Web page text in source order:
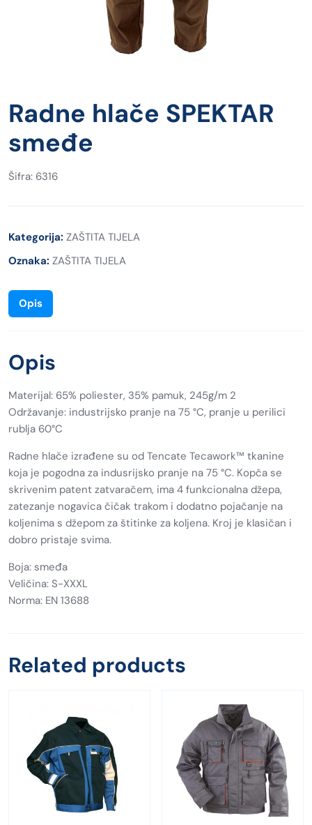
Radne hlače SPEKTAR
smeđe
Šifra: 6316
Kategorija: ZAŠTITA TIJELA
Oznaka: ZAŠTITA TIJELA
Opis
Opis
Materijal: 65% poliester, 35% pamuk, 245g/m 2
Održavanje: industrijsko pranje na 75 °C, pranje u perilici
rublja 60°C
Radne hlače izrađene su od Tencate Tecawork™ tkanine
koja je pogodna za indusrijsko pranje na 75 °C. Kopča se
skrivenim patent zatvaračem, ima 4 funkcionalna džepa,
zatezanje nogavica čičak trakom i dodatno pojačanje na
koljenima s džepom za štitinke za koljena. Kroj je klasičan i
dobro pristaje svima.
Boja: smeđa
Veličina: S-XXXL
Norma: EN 13688
Related products